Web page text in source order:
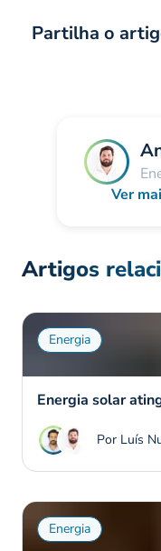
Partilha o
Ver
Artigos
Energia
Energia solar
Por Luís
Energia